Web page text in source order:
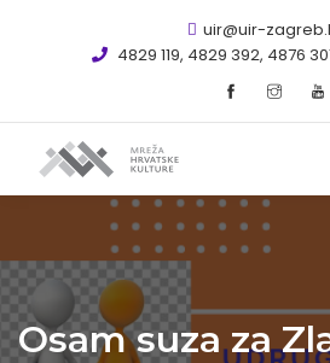
uir@uir-
4829 119, 4829 392, 4876
Osam suza za